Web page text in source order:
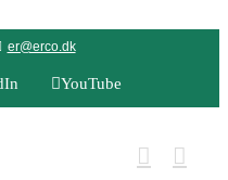
er@erco.dk
YouTube